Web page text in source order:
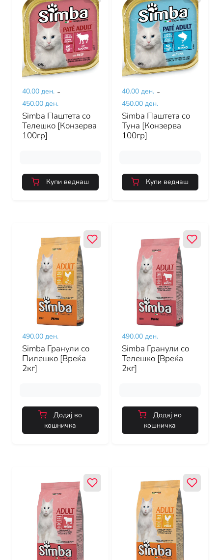
40.00 ден. -
450.00 ден.
Simba Паштета со
Телешко [Конзерва
100гр]
Купи веднаш
40.00 ден. -
450.00 ден.
Simba Паштета со
Туна [Конзерва
100гр]
Купи веднаш
490.00 ден.
Simba Гранули со
Пилешко [Вреќа
2кг]
Додај во
кошничка
490.00 ден.
Simba Гранули со
Телешко [Вреќа
2кг]
Додај во
кошничка